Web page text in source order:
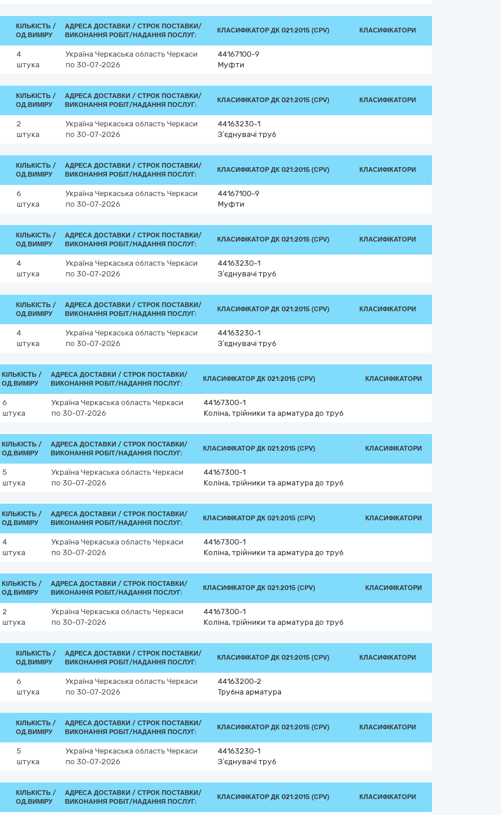
КІЛЬКІСТЬ /
ОД.ВИМІРУ
АДРЕСА ДОСТАВКИ / СТРОК ПОСТАВКИ/
ВИКОНАННЯ РОБІТ/НАДАННЯ ПОСЛУГ:
КЛАСИФІКАТОР ДК 021:2015 (CPV) КЛАСИФІКАТОРИ
4
штука
Україна Черкаська область Черкаси
по 30-07-2026
44167100-9
Муфти
КІЛЬКІСТЬ /
ОД.ВИМІРУ
АДРЕСА ДОСТАВКИ / СТРОК ПОСТАВКИ/
ВИКОНАННЯ РОБІТ/НАДАННЯ ПОСЛУГ:
КЛАСИФІКАТОР ДК 021:2015 (CPV) КЛАСИФІКАТОРИ
2
штука
Україна Черкаська область Черкаси
по 30-07-2026
44163230-1
З’єднувачі труб
КІЛЬКІСТЬ /
ОД.ВИМІРУ
АДРЕСА ДОСТАВКИ / СТРОК ПОСТАВКИ/
ВИКОНАННЯ РОБІТ/НАДАННЯ ПОСЛУГ:
КЛАСИФІКАТОР ДК 021:2015 (CPV) КЛАСИФІКАТОРИ
6
штука
Україна Черкаська область Черкаси
по 30-07-2026
44167100-9
Муфти
КІЛЬКІСТЬ /
ОД.ВИМІРУ
АДРЕСА ДОСТАВКИ / СТРОК ПОСТАВКИ/
ВИКОНАННЯ РОБІТ/НАДАННЯ ПОСЛУГ:
КЛАСИФІКАТОР ДК 021:2015 (CPV) КЛАСИФІКАТОРИ
4
штука
Україна Черкаська область Черкаси
по 30-07-2026
44163230-1
З’єднувачі труб
КІЛЬКІСТЬ /
ОД.ВИМІРУ
АДРЕСА ДОСТАВКИ / СТРОК ПОСТАВКИ/
ВИКОНАННЯ РОБІТ/НАДАННЯ ПОСЛУГ:
КЛАСИФІКАТОР ДК 021:2015 (CPV) КЛАСИФІКАТОРИ
4
штука
Україна Черкаська область Черкаси
по 30-07-2026
44163230-1
З’єднувачі труб
КІЛЬКІСТЬ /
ОД.ВИМІРУ
АДРЕСА ДОСТАВКИ / СТРОК ПОСТАВКИ/
ВИКОНАННЯ РОБІТ/НАДАННЯ ПОСЛУГ:
КЛАСИФІКАТОР ДК 021:2015 (CPV) КЛАСИФІКАТОРИ
6
штука
Україна Черкаська область Черкаси
по 30-07-2026
44167300-1
Коліна, трійники та арматура до труб
КІЛЬКІСТЬ /
ОД.ВИМІРУ
АДРЕСА ДОСТАВКИ / СТРОК ПОСТАВКИ/
ВИКОНАННЯ РОБІТ/НАДАННЯ ПОСЛУГ:
КЛАСИФІКАТОР ДК 021:2015 (CPV) КЛАСИФІКАТОРИ
5
штука
Україна Черкаська область Черкаси
по 30-07-2026
44167300-1
Коліна, трійники та арматура до труб
КІЛЬКІСТЬ /
ОД.ВИМІРУ
АДРЕСА ДОСТАВКИ / СТРОК ПОСТАВКИ/
ВИКОНАННЯ РОБІТ/НАДАННЯ ПОСЛУГ:
КЛАСИФІКАТОР ДК 021:2015 (CPV) КЛАСИФІКАТОРИ
4
штука
Україна Черкаська область Черкаси
по 30-07-2026
44167300-1
Коліна, трійники та арматура до труб
КІЛЬКІСТЬ /
ОД.ВИМІРУ
АДРЕСА ДОСТАВКИ / СТРОК ПОСТАВКИ/
ВИКОНАННЯ РОБІТ/НАДАННЯ ПОСЛУГ:
КЛАСИФІКАТОР ДК 021:2015 (CPV) КЛАСИФІКАТОРИ
2
штука
Україна Черкаська область Черкаси
по 30-07-2026
44167300-1
Коліна, трійники та арматура до труб
КІЛЬКІСТЬ /
ОД.ВИМІРУ
АДРЕСА ДОСТАВКИ / СТРОК ПОСТАВКИ/
ВИКОНАННЯ РОБІТ/НАДАННЯ ПОСЛУГ:
КЛАСИФІКАТОР ДК 021:2015 (CPV) КЛАСИФІКАТОРИ
6
штука
Україна Черкаська область Черкаси
по 30-07-2026
44163200-2
Трубна арматура
КІЛЬКІСТЬ /
ОД.ВИМІРУ
АДРЕСА ДОСТАВКИ / СТРОК ПОСТАВКИ/
ВИКОНАННЯ РОБІТ/НАДАННЯ ПОСЛУГ:
КЛАСИФІКАТОР ДК 021:2015 (CPV) КЛАСИФІКАТОРИ
5
штука
Україна Черкаська область Черкаси
по 30-07-2026
44163230-1
З’єднувачі труб
КІЛЬКІСТЬ /
ОД.ВИМІРУ
АДРЕСА ДОСТАВКИ / СТРОК ПОСТАВКИ/
ВИКОНАННЯ РОБІТ/НАДАННЯ ПОСЛУГ:
КЛАСИФІКАТОР ДК 021:2015 (CPV) КЛАСИФІКАТОРИ